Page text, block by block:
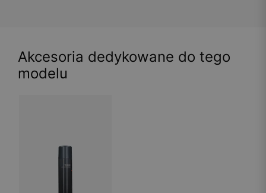
Akcesoria dedykowane do tego
modelu